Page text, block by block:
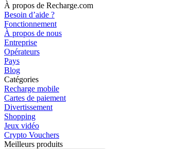
À propos de Recharge.com
Besoin d’aide ?
Fonctionnement
À propos de nous
Entreprise
Opérateurs
Pays
Blog
Catégories
Recharge mobile
Cartes de paiement
Divertissement
Shopping
Jeux vidéo
Crypto Vouchers
Meilleurs produits